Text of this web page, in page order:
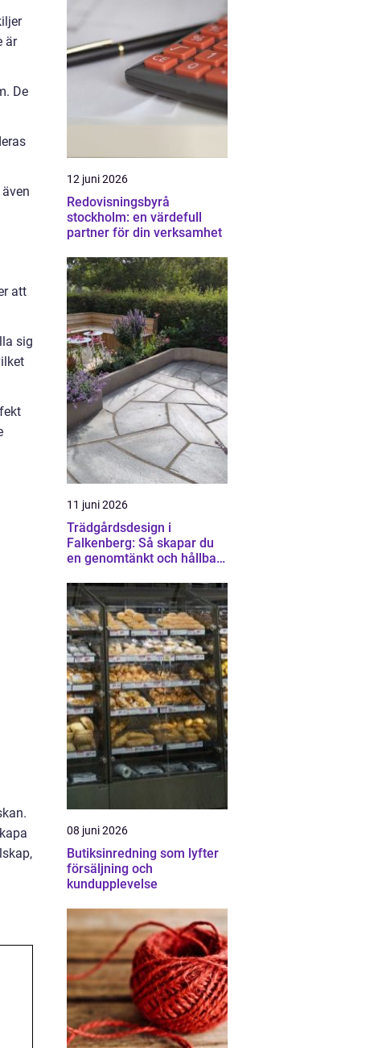
är
De
att
sig
12 juni 2026
Redovisningsbyrå
stockholm: en värdefull
partner för din verksamhet
11 juni 2026
Trädgårdsdesign i
Falkenberg: Så skapar du
en genomtänkt och hållbar
08 juni 2026
Butiksinredning som lyfter
försäljning och
kundupplevelse